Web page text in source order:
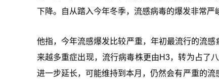
下降。自从踏入今年冬季，流感病毒的爆发非常严
他指，今年流感爆发比较严重，年初最流行的流
来越多重症出现，流行病毒株更由H3，转为占了
进一步延长，可能维持到本月，仍然会有严重的